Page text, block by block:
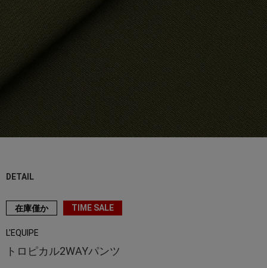
DETAIL
在庫僅か TIME SALE
L'EQUIPE
トロピカル2WAYパンツ